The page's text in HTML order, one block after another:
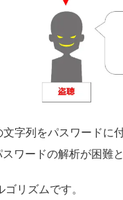
字列をパスワードに
ワードの解析が困難と
リズムです。